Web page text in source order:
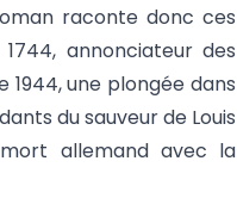
raconte donc ces
annonciateur des
1944, une plongée dans
du sauveur de Louis
allemand avec la